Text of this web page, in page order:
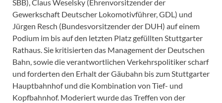
SBB), Claus Weselsky (Ehrenvorsitzender der
Gewerkschaft Deutscher Lokomotivführer, GDL) und
Jürgen Resch (Bundesvorsitzender der DUH) auf einem
Podium im bis auf den letzten Platz gefüllten Stuttgarter
Rathaus. Sie kritisierten das Management der Deutschen
Bahn, sowie die verantwortlichen Verkehrspolitiker scharf
und forderten den Erhalt der Gäubahn bis zum Stuttgarter
Hauptbahnhof und die Kombination von Tief- und
Kopfbahnhof. Moderiert wurde das Treffen von der